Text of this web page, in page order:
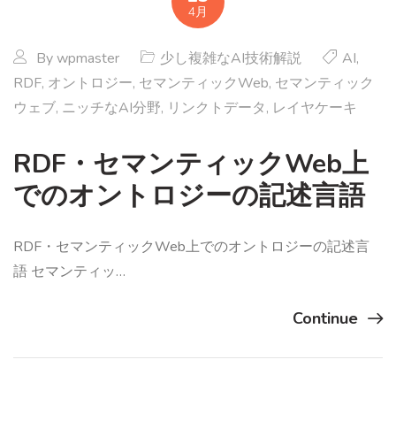
4月
Bywpmaster 少し複雑なAI技術解説 AI,
RDF, オントロジー, セマンティックWeb, セマンティック
ウェブ, ニッチなAI分野, リンクトデータ, レイヤケーキ
RDF・セマンティックWeb上
でのオントロジーの記述言語
RDF・セマンティックWeb上でのオントロジーの記述言
語 セマンティッ…
Continue